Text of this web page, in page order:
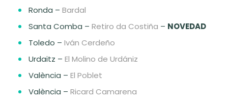
Ronda – Bardal
Santa Comba – Retiro da Costiña – NOVEDAD
Toledo – Iván Cerdeño
Urdaitz – El Molino de Urdániz
València – El Poblet
València – Ricard Camarena